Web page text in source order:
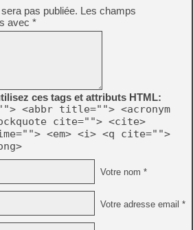
pas publiée. Les champs
avec *
ces tags et attributs HTML:
<abbr title=""> <acronym
cite=""> <cite>
<em> <i> <q cite="">
Votre nom *
Votre adresse email *